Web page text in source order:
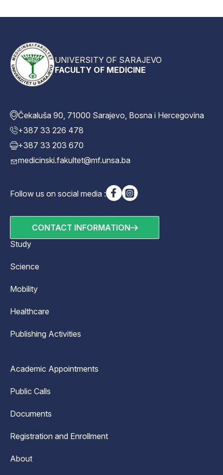
UNIVERSITY OF SARAJEVO
FACULTY OF MEDICINE
Čekaluša 90, 71000 Sarajevo, Bosna i Hercegovina
+387 33 226 478
+387 33 203 670
medicinski.fakultet@mf.unsa.ba
Follow us on social media :
CONTACT INFORMATION
Study
Science
Mobility
Healthcare
Publishing Activities
Academic Appointments
Public Calls
Documents
Registration and Enrollment
About